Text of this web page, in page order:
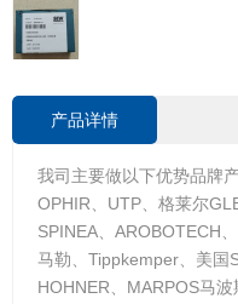
产品详情
我司主要做以下优势品牌
OPHIR、UTP、格莱尔
SPINEA、AROBOTECH
马勒、Tippkemper、美国
HOHNER、MARPOS马